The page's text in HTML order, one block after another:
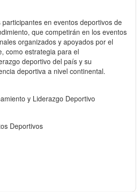
en eventos deportivos de
que competirán en los eventos
organizados y apoyados por el
como estrategia para el
deportivo del país y su
deportiva a nivel continental.
y Liderazgo Deportivo
Deportivos